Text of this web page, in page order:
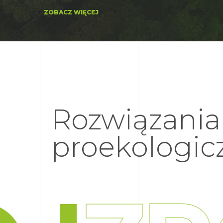
ZOBACZ WIĘCEJ
Rozwiązania